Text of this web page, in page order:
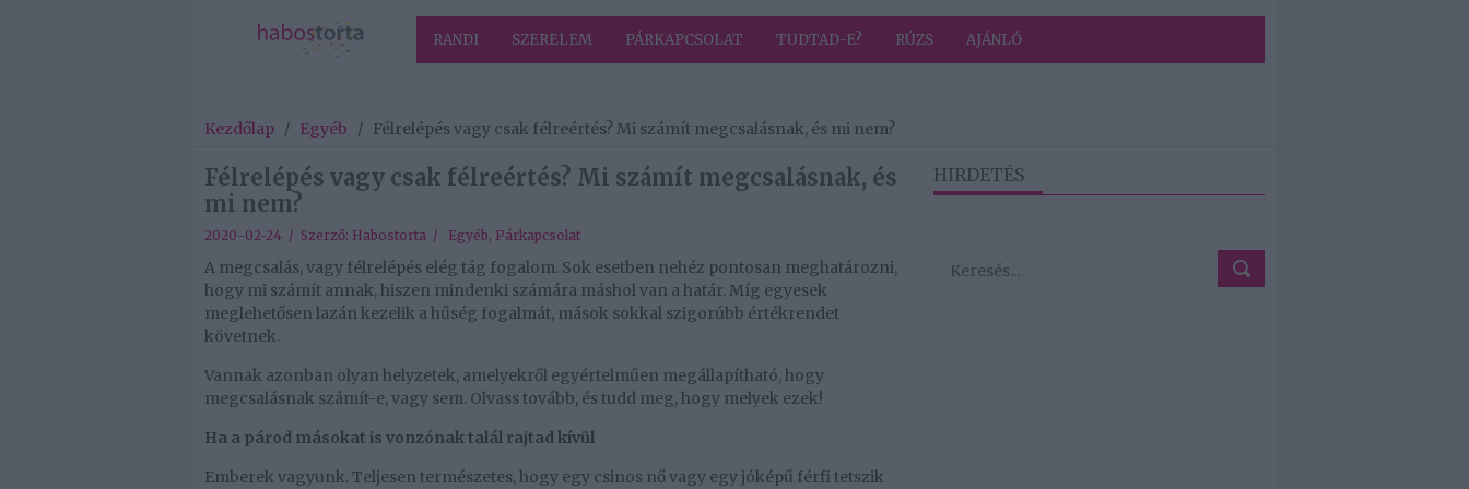
RANDI SZERELEM PÁRKAPCSOLAT TUDTAD-E? RÚZS AJÁNLÓ
Kezdőlap / Egyéb / Félrelépés vagy csak félreértés? Mi számít megcsalásnak, és mi nem?
Félrelépés vagy csak félreértés? Mi számít megcsalásnak, és
mi nem?
2020-02-24 / Szerző: Habostorta / Egyéb, Párkapcsolat
A megcsalás, vagy félrelépés elég tág fogalom. Sok esetben nehéz pontosan meghatározni,
hogy mi számít annak, hiszen mindenki számára máshol van a határ. Míg egyesek
meglehetősen lazán kezelik a hűség fogalmát, mások sokkal szigorúbb értékrendet
követnek.
Vannak azonban olyan helyzetek, amelyekről egyértelműen megállapítható, hogy
megcsalásnak számít-e, vagy sem. Olvass tovább, és tudd meg, hogy melyek ezek!
Ha a párod másokat is vonzónak talál rajtad kívül
Emberek vagyunk. Teljesen természetes, hogy egy csinos nő vagy egy jóképű férfi tetszik
HIRDETÉS